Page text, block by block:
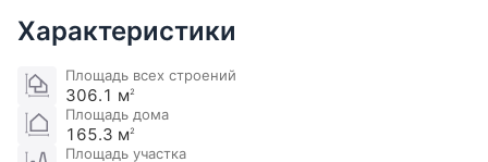
Характеристики
Площадь всех строений
306.1 м2
Площадь дома
165.3 м2
Площадь участка